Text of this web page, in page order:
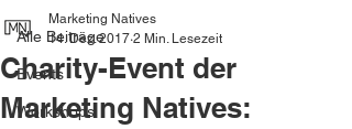
Alle Beiträge
Events
Workshops
Charity-Event der
Marketing Natives:
Marketing Natives
14. Dez. 2017 2 Min. Lesezeit